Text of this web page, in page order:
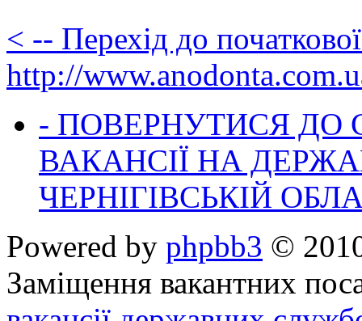
< -- Перехід до
http://
- ПОВЕРНУТИСЯ ДО
ВАКАНСІЇ НА
ЧЕРНІГІВСЬКІЙ
Powered by phpbb3 ©
Заміщення вакантних